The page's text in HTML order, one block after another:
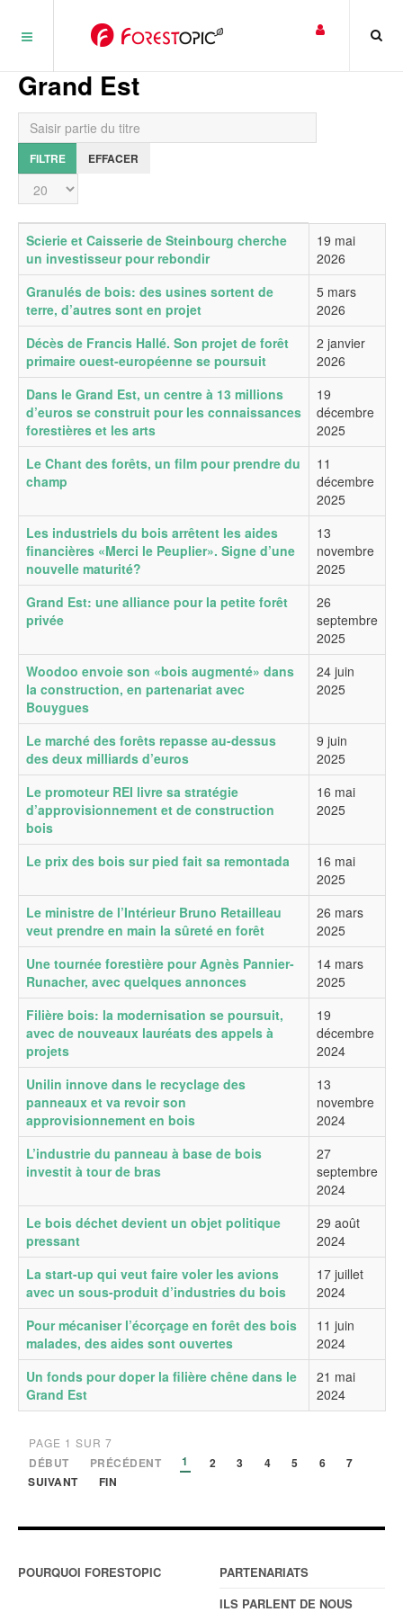
Grand Est
Saisir partie du titre
FILTRE EFFACER
Affichage #
Titre Date de publication
Scierie et Caisserie de Steinbourg cherche
un investisseur pour rebondir
19 mai
2026
Granulés de bois: des usines sortent de
terre, d’autres sont en projet
5 mars
2026
Décès de Francis Hallé. Son projet de forêt
primaire ouest-européenne se poursuit
2 janvier
2026
Dans le Grand Est, un centre à 13 millions
d’euros se construit pour les connaissances
forestières et les arts
19
décembre
2025
Le Chant des forêts, un film pour prendre du
champ
11
décembre
2025
Les industriels du bois arrêtent les aides
financières «Merci le Peuplier». Signe d’une
nouvelle maturité?
13
novembre
2025
Grand Est: une alliance pour la petite forêt
privée
26
septembre
2025
Woodoo envoie son «bois augmenté» dans
la construction, en partenariat avec
Bouygues
24 juin
2025
Le marché des forêts repasse au-dessus
des deux milliards d’euros
9 juin
2025
Le promoteur REI livre sa stratégie
d’approvisionnement et de construction
bois
16 mai
2025
Le prix des bois sur pied fait sa remontada
16 mai
2025
Le ministre de l’Intérieur Bruno Retailleau
veut prendre en main la sûreté en forêt
26 mars
2025
Une tournée forestière pour Agnès Pannier-
Runacher, avec quelques annonces
14 mars
2025
Filière bois: la modernisation se poursuit,
avec de nouveaux lauréats des appels à
projets
19
décembre
2024
Unilin innove dans le recyclage des
panneaux et va revoir son
approvisionnement en bois
13
novembre
2024
L’industrie du panneau à base de bois
investit à tour de bras
27
septembre
2024
Le bois déchet devient un objet politique
pressant
29 août
2024
La start-up qui veut faire voler les avions
avec un sous-produit d’industries du bois
17 juillet
2024
Pour mécaniser l’écorçage en forêt des bois
malades, des aides sont ouvertes
11 juin
2024
Un fonds pour doper la filière chêne dans le
Grand Est
21 mai
2024
PAGE 1 SUR 7
DÉBUT PRÉCÉDENT 1 2 3 4 5 6
7
SUIVANT
FIN
POURQUOI FORESTOPIC
PARTENARIATS
ILS PARLENT DE NOUS